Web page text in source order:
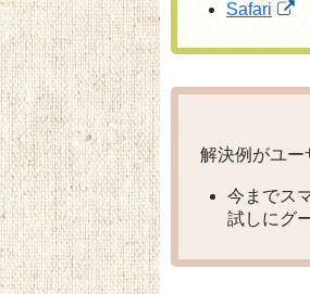
Safari
解決例がユー
今までス
試しにグ